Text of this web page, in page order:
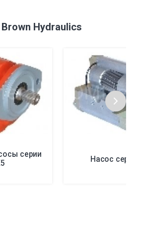
Hydraulics
серии
Насос серии